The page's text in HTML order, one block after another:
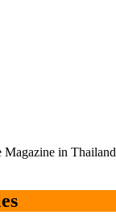
in Thailand